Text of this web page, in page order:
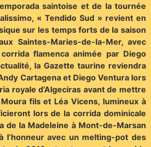
saintoise et de la tournée
« Tendido Sud » revient en
sur les temps forts de la saison
Saintes-Maries-de-la-Mer, avec
flamenca animée par Diego
la Gazette taurine reviendra
Cartagena et Diego Ventura lors
royale d’Algeciras avant de mettre
fils et Léa Vicens, lumineux à
lors de la corrida dominicale
de la Madeleine à Mont-de-Marsan
l’honneur avec un melting-pot des